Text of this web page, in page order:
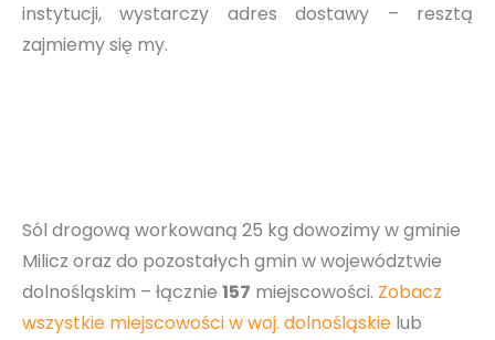
instytucji, wystarczy adres dostawy – resztą
zajmiemy się my.
Sól drogową workowaną 25 kg dowozimy w gminie
Milicz oraz do pozostałych gmin w województwie
dolnośląskim – łącznie 157 miejscowości. Zobacz
wszystkie miejscowości w woj. dolnośląskie lub